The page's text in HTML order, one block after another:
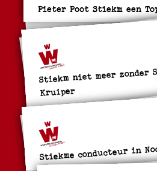
Pieter Poot Stiekm een
Stiekm niet meer zonder
Kruiper
Stiekme conducteur in